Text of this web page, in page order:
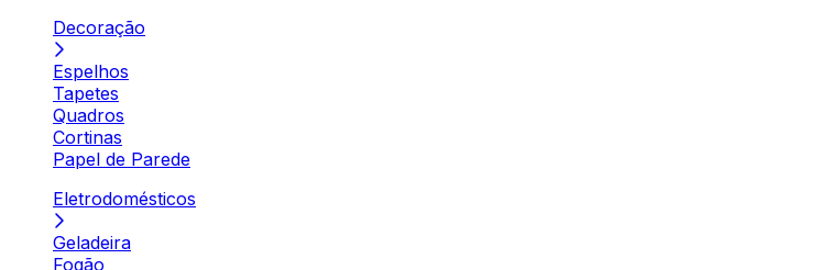
Decoração
Espelhos
Tapetes
Quadros
Cortinas
Papel de Parede
Eletrodomésticos
Geladeira
Fogão